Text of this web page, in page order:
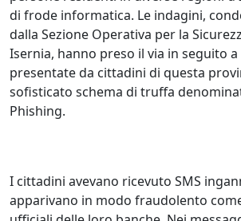
di frode informatica. Le indagini,
dalla Sezione Operativa per la
Isernia, hanno preso il via in seguito
presentate da cittadini di questa
sofisticato schema di truffa
Phishing.
I cittadini avevano ricevuto SMS
apparivano in modo fraudolento